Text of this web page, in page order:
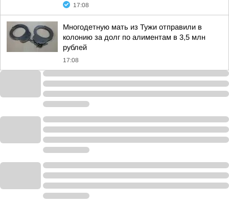
17:08
Многодетную мать из Тужи отправили в
колонию за долг по алиментам в 3,5 млн
рублей
17:08